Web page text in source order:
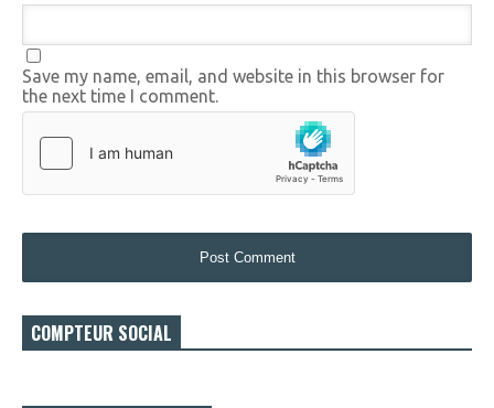
Save my name, email, and website in this browser for
the next time I comment.
COMPTEUR SOCIAL